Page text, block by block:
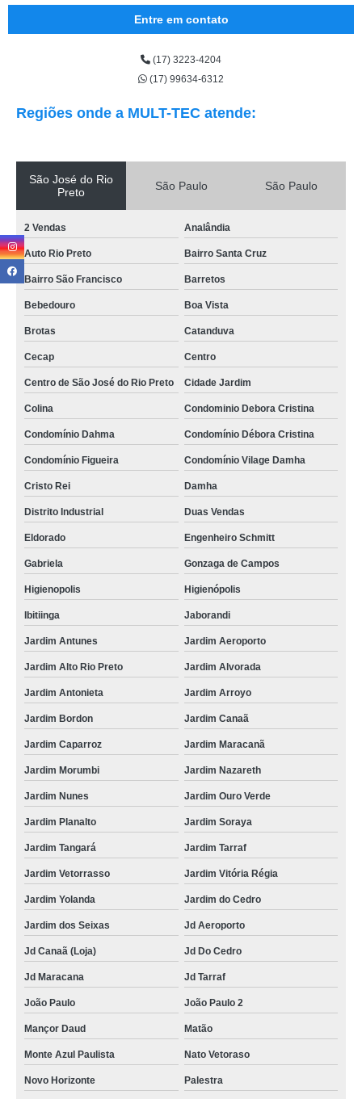
Entre em contato
(17) 3223-4204
(17) 99634-6312
Regiões onde a MULT-TEC atende:
São José do Rio
Preto
São Paulo São Paulo
2 Vendas Analândia
Auto Rio Preto Bairro Santa Cruz
Bairro São Francisco Barretos
Bebedouro Boa Vista
Brotas Catanduva
Cecap Centro
Centro de São José do Rio Preto Cidade Jardim
Colina Condominio Debora Cristina
Condomínio Dahma Condomínio Débora Cristina
Condomínio Figueira Condomínio Vilage Damha
Cristo Rei Damha
Distrito Industrial Duas Vendas
Eldorado Engenheiro Schmitt
Gabriela Gonzaga de Campos
Higienopolis Higienópolis
Ibitiinga Jaborandi
Jardim Antunes Jardim Aeroporto
Jardim Alto Rio Preto Jardim Alvorada
Jardim Antonieta Jardim Arroyo
Jardim Bordon Jardim Canaã
Jardim Caparroz Jardim Maracanã
Jardim Morumbi Jardim Nazareth
Jardim Nunes Jardim Ouro Verde
Jardim Planalto Jardim Soraya
Jardim Tangará Jardim Tarraf
Jardim Vetorrasso Jardim Vitória Régia
Jardim Yolanda Jardim do Cedro
Jardim dos Seixas Jd Aeroporto
Jd Canaã (Loja) Jd Do Cedro
Jd Maracana Jd Tarraf
João Paulo João Paulo 2
Mançor Daud Matão
Monte Azul Paulista Nato Vetoraso
Novo Horizonte Palestra